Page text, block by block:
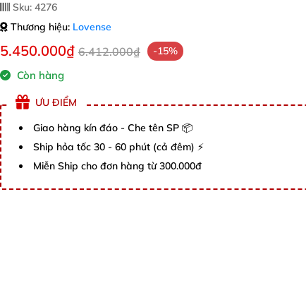
Sku: 4276
Thương hiệu: Lovense
5.450.000₫ 6.412.000₫ -15%
Còn hàng
ƯU ĐIỂM
Giao hàng kín đáo - Che tên SP 📦
Ship hỏa tốc 30 - 60 phút (cả đêm) ⚡
Miễn Ship cho đơn hàng từ 300.000đ